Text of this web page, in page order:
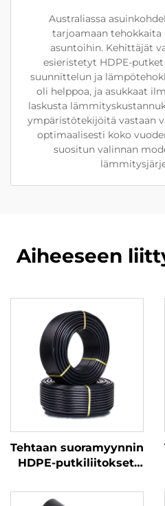
Australiassa
tarjoamaan
asuntoihin. Kehittäjät
esieristetyt HDPE-
suunnittelun ja
oli helppoa, ja asukkaat
laskusta
ympäristötekijöitä vastaan
optimaalisesti koko
suositun valinnan
Aiheeseen
Tehtaan suoramyynnin
HDPE-putkiliitokset,
kyynärt